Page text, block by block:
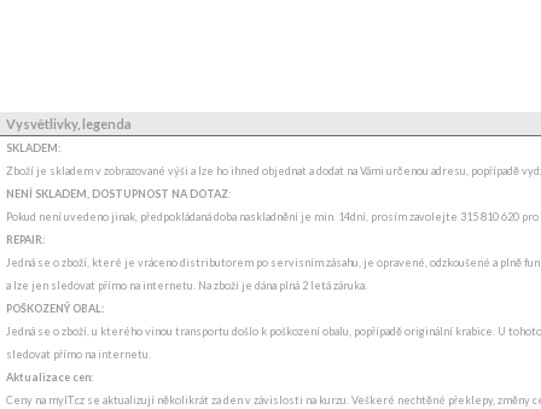
Vysvětlivky, legenda
SKLADEM:
Zboží je skladem v zobrazované výši a lze ho ihned objednat a dodat na Vámi určenou adresu, popřípadě
NENÍ SKLADEM, DOSTUPNOST NA DOTAZ:
Pokud není uvedeno jinak, předpokládaná doba naskladnění je min. 14dní, prosím zavolejte 315 810 620
REPAIR:
Jedná se o zboží, které je vráceno distributorem po servisním zásahu, je opravené, odzkoušené a plně
a lze jen sledovat přímo na internetu. Na zboží je dána plná 2 letá záruka.
POŠKOZENÝ OBAL:
Jedná se o zboží, u kterého vinou transportu došlo k poškození obalu, popřípadě originální krabice. U
sledovat přímo na internetu.
Aktualizace cen:
Ceny na myIT.cz se aktualizují několikrát za den v závislosti na kurzu. Veškeré nechtěné překlepy, změny